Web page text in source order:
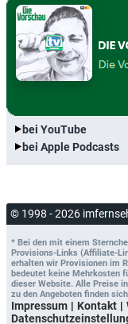
bei YouTube
bei Apple Podcasts
© 1998 - 2026
* Bei den mit einem
Provisions-Links (Affiliate-
erhalten wir Provisionen im
bedeutet keine Mehrkosten
dieser Website. Alle Preise
zu den Angeboten finden
Impressum Kontakt